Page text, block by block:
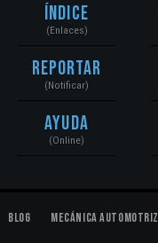
Índice
(Enlaces)
Reportar
(Notificar)
Ayuda
(Online)
Blog Mecánica Automotriz